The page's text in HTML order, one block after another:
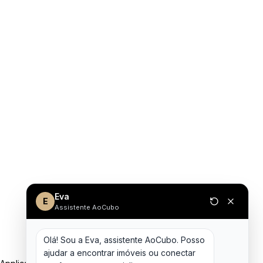
E Eva
Assistente AoCubo
Olá! Sou a Eva, assistente AoCubo. Posso
ajudar a encontrar imóveis ou conectar